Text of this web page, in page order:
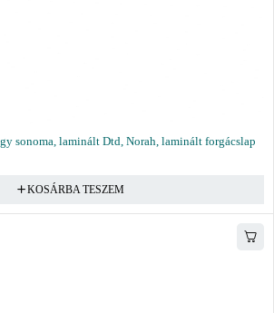
sonoma, laminált Dtd, Norah, laminált forgácslap
KOSÁRBA TESZEM